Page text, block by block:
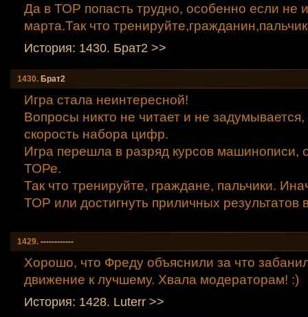
Да в ТОР попасть трудно, особенно если не
марта.Так что
История: 1430. Брат2 >>
1430. Брат2
Игра стала неинтересной!
Вопросы никто не читает и не
скорость набора цифр.
Игра перешла в разряд курсов машинописи,
ТОРе.
Так что тренируйте, граждане, пальчики.
ТОР или достигнуть приличных результатов
1429. ------------
Хорошо, что Фреду объяснили за что
движение к лучшему. Хвала модераторам! :)
История: 1428. Luterr >>